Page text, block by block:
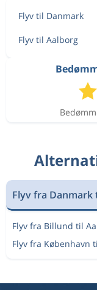
Flyv til Danmark
Flyv til Aalborg
Flyv fra Danmark
Flyv fra Billund til
Flyv fra København